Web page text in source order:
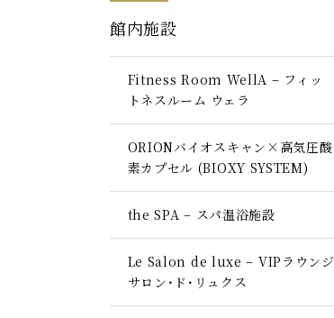
館内施設
Fitness Room WellA – フィッ
トネスルーム ウェラ
ORIONバイオスキャン×高気圧酸
素カプセル (BIOXY SYSTEM)
the SPA – スパ温浴施設
Le Salon de luxe – VIPラウンジ
サロン･ド･リュクス